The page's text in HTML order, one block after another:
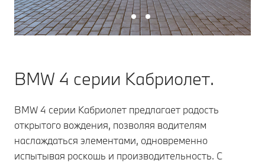
BMW 4 серии Кабриолет.
BMW 4 серии Кабриолет предлагает радость
открытого вождения, позволяя водителям
наслаждаться элементами, одновременно
испытывая роскошь и производительность. С